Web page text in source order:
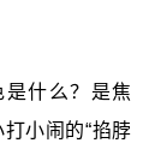
什么？是焦
小闹的“掐脖